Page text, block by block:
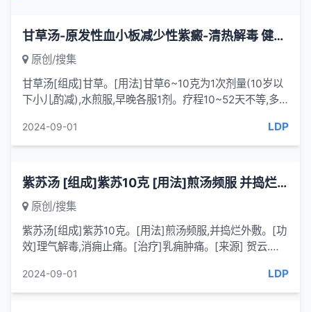
甘草汤-原发性血小板减少性紫癜-清热解毒 健脾益气-一味妙方
原创/搜集
甘草汤[组成]甘草。[用法]甘草6~10克为1次剂量(10岁以
下小儿酌减),水煎服,早晚各服1剂。疗程10~52天不等,多
毒，健脾益气...
2024-09-01 LDP
紫苏汤 [组成]紫苏10克 [用法]煎汤频服 并捣烂外敷-一味妙方
原创/搜集
紫苏汤[组成]紫苏10克。[用法]煎汤频服,并捣烂外敷。[功
效]理气解毒,消痈止痛。[治疗]乳痈肿痛。[来源] 贺云.中
紫苏...
2024-09-01 LDP